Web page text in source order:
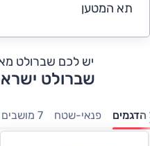
תא המטען
יש לכם שברולט
שברולט
הדגמים פנאי-שטח 7 מושבים